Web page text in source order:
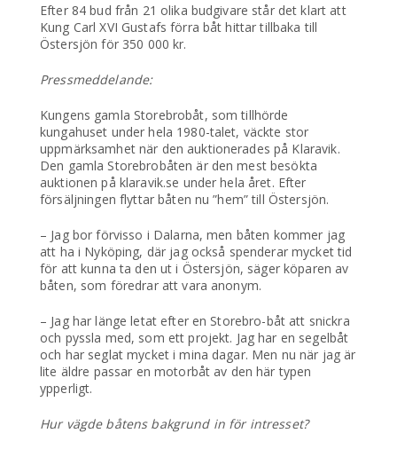
Efter 84 bud från 21 olika budgivare står det klart att
Kung Carl XVI Gustafs förra båt hittar tillbaka till
Östersjön för 350 000 kr.
Pressmeddelande:
Kungens gamla Storebrobåt, som tillhörde
kungahuset under hela 1980-talet, väckte stor
uppmärksamhet när den auktionerades på Klaravik.
Den gamla Storebrobåten är den mest besökta
auktionen på klaravik.se under hela året. Efter
försäljningen flyttar båten nu ”hem” till Östersjön.
– Jag bor förvisso i Dalarna, men båten kommer jag
att ha i Nyköping, där jag också spenderar mycket tid
för att kunna ta den ut i Östersjön, säger köparen av
båten, som föredrar att vara anonym.
– Jag har länge letat efter en Storebro-båt att snickra
och pyssla med, som ett projekt. Jag har en segelbåt
och har seglat mycket i mina dagar. Men nu när jag är
lite äldre passar en motorbåt av den här typen
ypperligt.
Hur vägde båtens bakgrund in för intresset?